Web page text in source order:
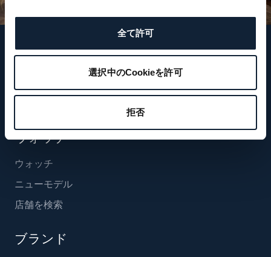
全て許可
選択中のCookieを許可
拒否
フォローする
ニュースレターに登録する
ウォッチ
ウォッチ
ニューモデル
店舗を検索
ブランド